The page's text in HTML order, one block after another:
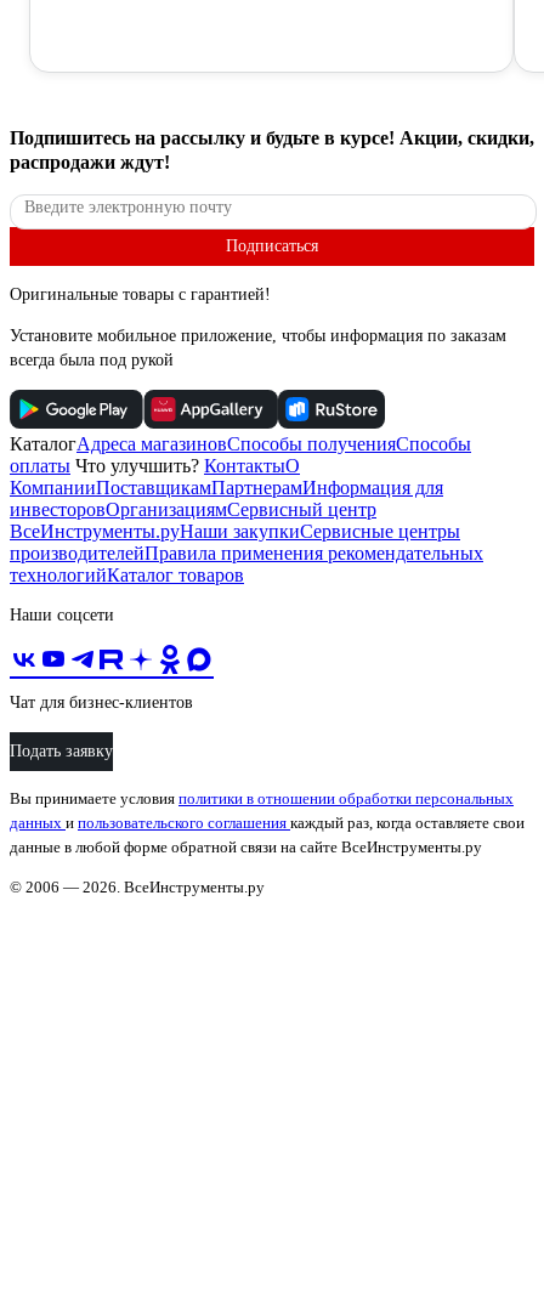
Подпишитесь на рассылку и будьте в курсе! Акции, скидки,
распродажи ждут!
Подписаться
Оригинальные товары с гарантией!
Установите мобильное приложение, чтобы информация по заказам
всегда была под рукой
КаталогАдреса магазиновСпособы полученияСпособы
оплаты Что улучшить? КонтактыО
КомпанииПоставщикамПартнерамИнформация для
инвесторовОрганизациямСервисный центр
ВсеИнструменты.руНаши закупкиСервисные центры
производителейПравила применения рекомендательных
технологийКаталог товаров
Наши соцсети
Чат для бизнес-клиентов
Подать заявку
Вы принимаете условия политики в отношении обработки персональных
данных и пользовательского соглашения каждый раз, когда оставляете свои
данные в любой форме обратной связи на сайте ВсеИнструменты.ру
© 2006 — 2026. ВсеИнструменты.ру